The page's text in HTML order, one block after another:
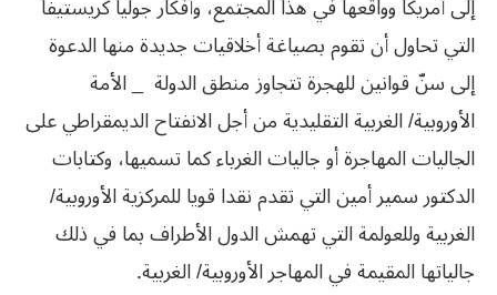
التي تحاول أن تقوم بصياغة أخلاقيات جديدة منها الدعوة
إلى سنّ قوانين للهجرة تتجاوز منطق الدولة _الأمة
الأوروبية/ الغربية التقليدية من أجل الانفتاح الديمقراطي على
الجاليات المهاجرة أو جاليات الغرباء كما تسميها، وكتابات
الدكتور سمير أمين التي تقدم نقدا قويا للمركزية الأوروبية/
الغربية وللعولمة التي تهمش الدول الأطراف بما في ذلك
جالياتها المقيمة في المهاجر الأوروبية/ الغربية.